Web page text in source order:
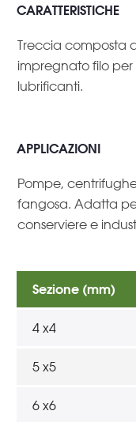
CARATTERISTICHE
Treccia composta
impregnato filo per
lubrificanti.
APPLICAZIONI
Pompe,
fangosa. Adatta
conserviere e
Sezione (mm)
4 x4
5 x5
6 x6